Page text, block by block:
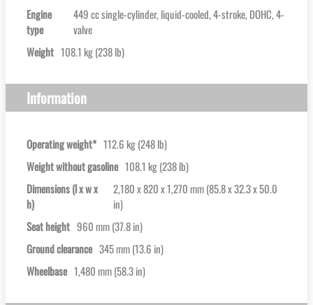
Engine
type
449 cc single-cylinder, liquid-cooled, 4-stroke, DOHC, 4-
valve
Weight 108.1 kg (238 lb)
Information
Operating weight* 112.6 kg (248 lb)
Weight without gasoline 108.1 kg (238 lb)
Dimensions (l x w x
h)
2,180 x 820 x 1,270 mm (85.8 x 32.3 x 50.0
in)
Seat height 960 mm (37.8 in)
Ground clearance 345 mm (13.6 in)
Wheelbase 1,480 mm (58.3 in)